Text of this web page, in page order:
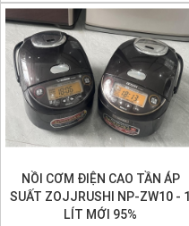
NỒI CƠM ĐIỆN CAO TẦN ÁP
SUẤT ZOJJRUSHI NP-ZW10 - 1
LÍT MỚI 95%